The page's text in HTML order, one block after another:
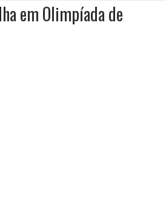
em Olimpíada de